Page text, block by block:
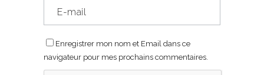
Enregistrer mon nom et Email dans ce
navigateur pour mes prochains commentaires.